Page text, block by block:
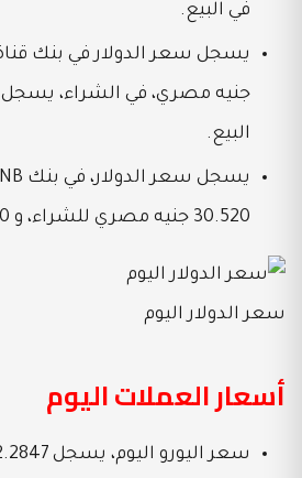
في البيع.
جنيه مصري، في الشراء، يسجل
البيع.
30.520 جنيه مصري للشراء، و 30.620 جنيه في البيع.
سعر الدولار اليوم
أسعار العملات اليوم